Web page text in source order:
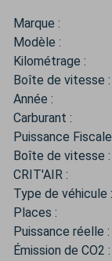
Marque :
Modèle :
Kilométrage :
Boîte de vitesse :
Année :
Carburant :
Puissance
Boîte de vitesse :
CRIT'AIR :
Type de véhicule :
Places :
Puissance réelle :
Émission de CO2 :